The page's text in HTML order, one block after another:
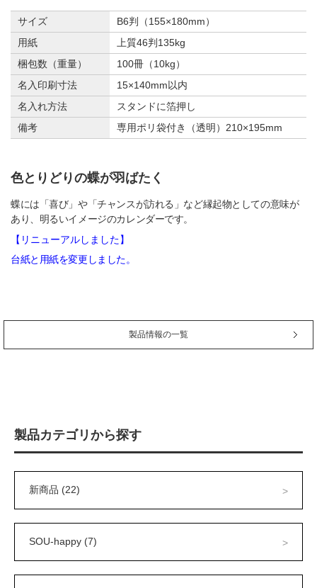
サイズ
B6判（155×180mm）
用紙
上質46判135kg
梱包数（重量）
100冊（10kg）
名入印刷寸法
15×140mm以内
名入れ方法
スタンドに箔押し
備考
専用ポリ袋付き（透明）210×195mm
色とりどりの蝶が羽ばたく
蝶には「喜び」や「チャンスが訪れる」など縁起物としての意味が
あり、明るいイメージのカレンダーです。
【リニューアルしました】
台紙と用紙を変更しました。
製品情報の一覧
製品カテゴリから探す
新商品 (22)
SOU-happy (7)